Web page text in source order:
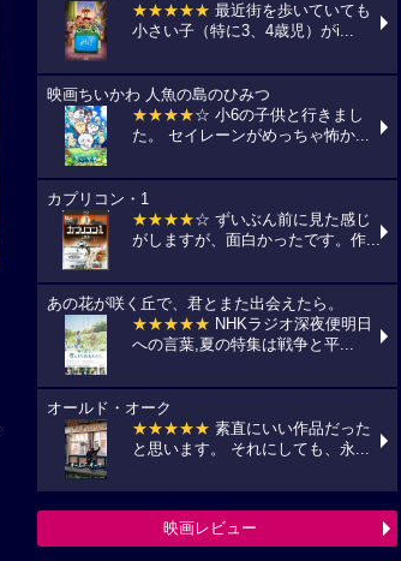
★★★★★ 最近街を歩いていても
小さい子（特に3、4歳児）がi...
映画ちいかわ 人魚の島のひみつ
★★★★☆ 小6の子供と行きまし
た。 セイレーンがめっちゃ怖か...
カプリコン・1
★★★★☆ ずいぶん前に見た感じ
がしますが、面白かったです。作...
あの花が咲く丘で、君とまた出会えたら。
★★★★★ NHKラジオ深夜便明日
への言葉,夏の特集は戦争と平...
オールド・オーク
★★★★★ 素直にいい作品だった
と思います。 それにしても、永...
映画レビュー